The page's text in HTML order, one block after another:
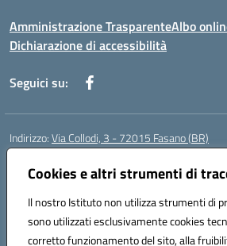
Cookies e altri strumenti di
Il nostro Istituto non utilizza strumenti di
sono utilizzati esclusivamente cookies
corretto funzionamento del sito, alla
Amministrazione TrasparenteAlbo
Dichiarazione di accessibilità
Seguici su:
Indirizzo:Via Collodi, 3 - 72015 Fasano (BR)
Centralino:
Posta elettronica certificata (PEC):
Codice fiscale: 90059320748
Codice meccanografico:BRIC839004
Codice Indice delle Pubbliche Amministrazioni